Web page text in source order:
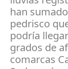
han
pedrisco
podría
grados de
comarcas